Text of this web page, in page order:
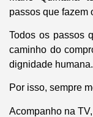
passos que fazem
Todos os passos
caminho do
dignidade humana.
Por isso, sempre
Acompanho na